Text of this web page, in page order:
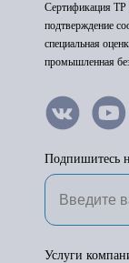
Сертификация
подтверждение
специальная
промышленная
Подпишитесь
Услуги